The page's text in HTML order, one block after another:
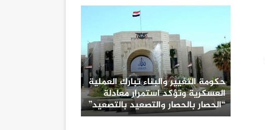
حكومة التغيير والبناء تبارك العملية
العسكرية وتؤكد استمرار معادلة
“الحصار بالحصار والتصعيد بالتصعيد”